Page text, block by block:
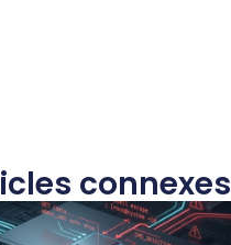
connexes